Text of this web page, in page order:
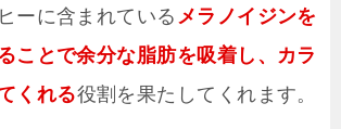
ーに含まれている メラノイジンを
ことで余分な脂肪を吸着し、カラ
くれる役割を果たしてくれます。